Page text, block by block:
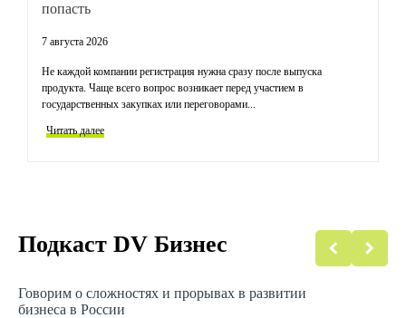
попасть
7 августа 2026
Не каждой компании регистрация нужна сразу после выпуска
продукта. Чаще всего вопрос возникает перед участием в
государственных закупках или переговорами...
Читать далее
Подкаст DV Бизнес
Говорим о сложностях и прорывах в развитии
бизнеса в России